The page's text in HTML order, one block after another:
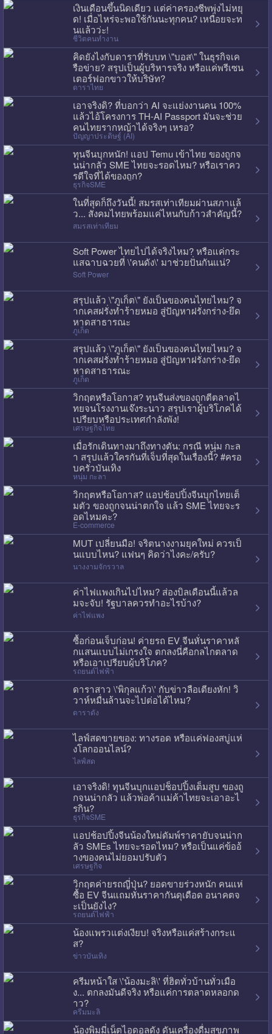
เงินเดือนขึ้นนิดเดียว แต่ค่าครองชีพพุ่งไม่หยุ
ด! เมื่อไหร่จะพอใช้กันนะทุกคน? เหนื่อยจะท
นแล้วว่ะ!
ชีวิตคนทำงาน
คิดยังไงกับดาราที่รับบท \"บอส\" ในธุรกิจเค
รือข่าย? สรุปเป็นผู้บริหารจริง หรือแค่พรีเซน
เตอร์ฟอกขาวให้บริษัท?
ดาราไทย
เอาจริงดิ? ที่บอกว่า AI จะแย่งงานคน 100%
แล้วไอ้โครงการ TH-AI Passport มันจะช่วย
คนไทยรากหญ้าได้จริงๆ เหรอ?
ปัญญาประดิษฐ์ (AI)
ทุนจีนบุกหนัก! แอป Temu เข้าไทย ของถูกจ
นน่ากลัว SME ไทยจะรอดไหม? หรือเราคว
รดีใจที่ได้ของถูก?
ธุรกิจSME
ในที่สุดก็ถึงวันนี้! สมรสเท่าเทียมผ่านสภาแล้
ว... สังคมไทยพร้อมแค่ไหนกับก้าวสำคัญนี้?
สมรสเท่าเทียม
Soft Power ไทยไปได้จริงไหม? หรือแค่กระ
แสฉาบฉวยที่ \'คนดัง\' มาช่วยปั่นกันแน่?
Soft Power
สรุปแล้ว \"ภูเก็ต\" ยังเป็นของคนไทยไหม? จ
ากเคสฝรั่งทำร้ายหมอ สู่ปัญหาฝรั่งกร่าง-ยึด
หาดสาธารณะ
ภูเก็ต
สรุปแล้ว \"ภูเก็ต\" ยังเป็นของคนไทยไหม? จ
ากเคสฝรั่งทำร้ายหมอ สู่ปัญหาฝรั่งกร่าง-ยึด
หาดสาธารณะ
ภูเก็ต
วิกฤตหรือโอกาส? ทุนจีนส่งของถูกตีตลาดไ
ทยจนโรงงานเจ๊งระนาว สรุปเราผู้บริโภคได้
เปรียบหรือประเทศกำลังพัง!
เศรษฐกิจไทย
เมื่อรักเดินทางมาถึงทางตัน: กรณี หนุ่ม กะล
า สรุปแล้วใครกันที่เจ็บที่สุดในเรื่องนี้? #ครอ
บครัวบันเทิง
หนุ่ม กะลา
วิกฤตหรือโอกาส? แอปช้อปปิ้งจีนบุกไทยเต็
มตัว ของถูกจนน่าตกใจ แล้ว SME ไทยจะร
อดไหมคะ?
E-commerce
MUT เปลี่ยนมือ! จริตนางงามยุคใหม่ ควรเป็
นแบบไหน? แฟนๆ คิดว่าไงคะ/ครับ?
นางงามจักรวาล
ค่าไฟแพงเกินไปไหม? ส่องบิลเดือนนี้แล้วล
มจะจับ! รัฐบาลควรทำอะไรบ้าง?
ค่าไฟแพง
ซื้อก่อนเจ็บก่อน! ค่ายรถ EV จีนหั่นราคาหลั
กแสนแบบไม่เกรงใจ ตกลงนี่คือกลไกตลาด
หรือเอาเปรียบผู้บริโภค?
รถยนต์ไฟฟ้า
ดาราสาว \'พิกุลแก้ว\' กับข่าวลือเตียงหัก! วิ
วาห์หมื่นล้านจะไปต่อได้ไหม?
ดาราดัง
ไลฟ์สดขายของ: ทางรอด หรือแค่ฟองสบู่แห่
งโลกออนไลน์?
ไลฟ์สด
เอาจริงดิ! ทุนจีนบุกแอปช็อปปิ้งเต็มสูบ ของถู
กจนน่ากลัว แล้วพ่อค้าแม่ค้าไทยจะเอาอะไ
รกิน?
ธุรกิจSME
แอปช้อปปิ้งจีนน้องใหม่ดัมพ์ราคายับจนน่าก
ลัว SMEs ไทยจะรอดไหม? หรือเป็นแค่ข้ออ้
างของคนไม่ยอมปรับตัว
เศรษฐกิจ
วิกฤตค่ายรถญี่ปุ่น? ยอดขายร่วงหนัก คนแห่
ซื้อ EV จีนแถมหั่นราคากันดุเดือด อนาคตจ
ะเป็นยังไง?
รถยนต์ไฟฟ้า
น้องแพรวแต่งเงียบ! จริงหรือแค่สร้างกระแ
ส?
ข่าวบันเทิง
ครีมหน้าใส \'น้องมะลิ\' ที่ฮิตทั่วบ้านทั่วเมือ
ง... ตกลงมันดีจริง หรือแค่การตลาดหลอกด
าว?
ครีมมะลิ
น้องพิมมี่เน็ตไอดอลดัง ดันเครื่องดื่มสุขภาพ